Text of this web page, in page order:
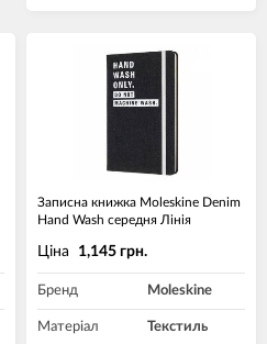
Записна книжка Moleskine Denim
Hand Wash середня Лінія
Ціна 1,145 грн.
Бренд Moleskine
Матеріал Текстиль